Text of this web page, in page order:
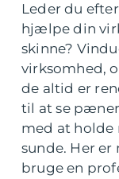
Leder du
hjælpe din
skinne?
virksomhed,
de altid er
til at se
med at holde
sunde. Her
bruge en